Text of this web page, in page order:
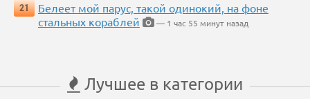
21
Белеет мой парус, такой одинокий, на фоне
стальных кораблей
— 1 час 55 минут назад
Лучшее в категории